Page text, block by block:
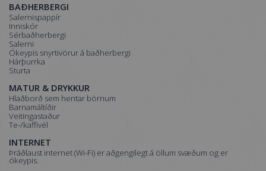
BAÐHERBERGI
Salernispappír
Inniskór
Sérbaðherbergi
Salerni
Ókeypis snyrtivörur á baðherbergi
Hárþurrka
Sturta
MATUR & DRYKKUR
Hlaðborð sem hentar börnum
Barnamáltíðir
Veitingastaður
Te-/kaffivél
INTERNET
Þráðlaust internet (Wi-Fi) er aðgengilegt á öllum svæðum og er
ókeypis.